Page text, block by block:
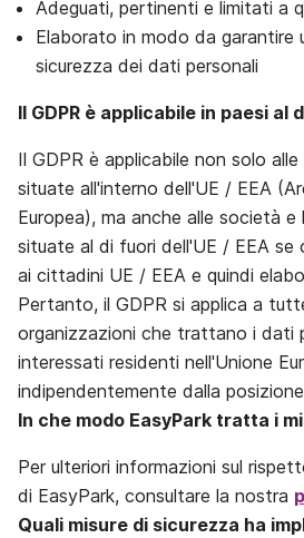
Adeguati, pertinenti e limitati a
Elaborato in modo da garantire
sicurezza dei dati personali
Il GDPR è applicabile in paesi al
Il GDPR è applicabile non solo
situate all'interno dell'UE / EEA
Europea), ma anche alle società e
situate al di fuori dell'UE / EEA
ai cittadini UE / EEA e quindi
Pertanto, il GDPR si applica a
organizzazioni che trattano i dati
interessati residenti nell'Unione
indipendentemente dalla
In che modo EasyPark tratta i
Per ulteriori informazioni sul
di EasyPark, consultare la nostra
Quali misure di sicurezza ha